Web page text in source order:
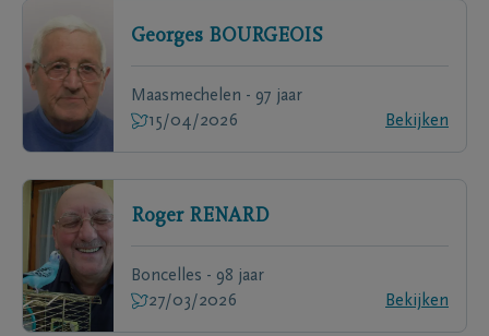
Georges BOURGEOIS
Maasmechelen - 97 jaar
15/04/2026
Bekijken
Roger RENARD
Boncelles - 98 jaar
27/03/2026
Bekijken